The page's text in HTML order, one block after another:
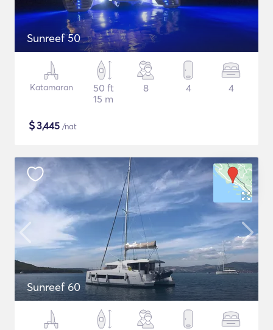
Sunreef 50
Katamaran
50 ft
15 m
8 4 4
$3,445 /nat
Sunreef 60